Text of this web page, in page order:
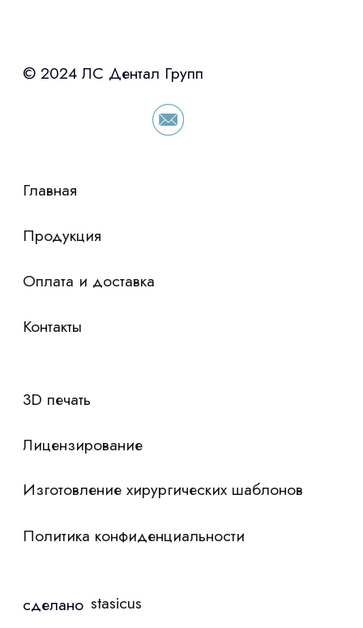
«Уралпромлизинг» подберем выгодные
условия по лизингу оборудования,
просто оставьте контакты чтобы мы
сориентировали по условиям